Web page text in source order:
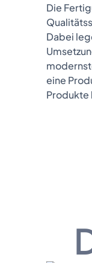
Die
Dabei
eine
Produkte